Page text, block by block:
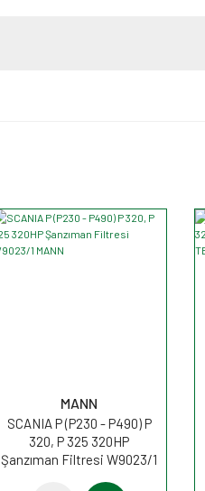
MANN
SCANIA P (P230 - P490) P
320, P 325 320HP
Şanzıman Filtresi W9023/1